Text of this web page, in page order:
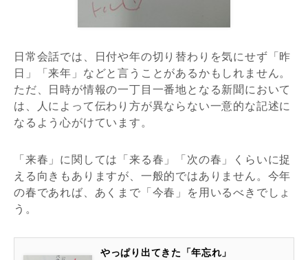
日常会話では、日付や年の切り替わりを気にせず「昨
日」「来年」などと言うことがあるかもしれません。
ただ、日時が情報の一丁目一番地となる新聞において
は、人によって伝わり方が異ならない一意的な記述に
なるよう心がけています。
「来春」に関しては「来る春」「次の春」くらいに捉
える向きもありますが、一般的ではありません。今年
の春であれば、あくまで「今春」を用いるべきでしょ
う。
やっぱり出てきた「年忘れ」